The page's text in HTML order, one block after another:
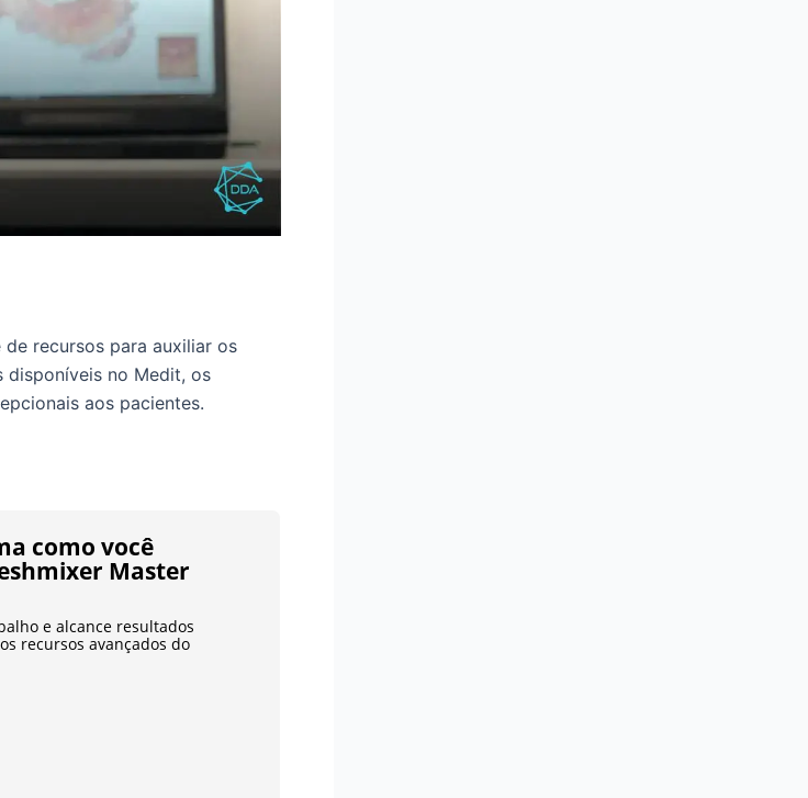
recursos para auxiliar os
disponíveis no Medit, os
aos pacientes.
como você
Master
e alcance resultados
recursos avançados do